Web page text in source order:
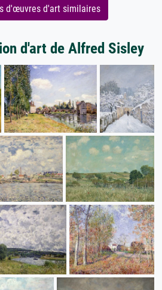
d'œuvres d'art similaires
d'art de Alfred Sisley